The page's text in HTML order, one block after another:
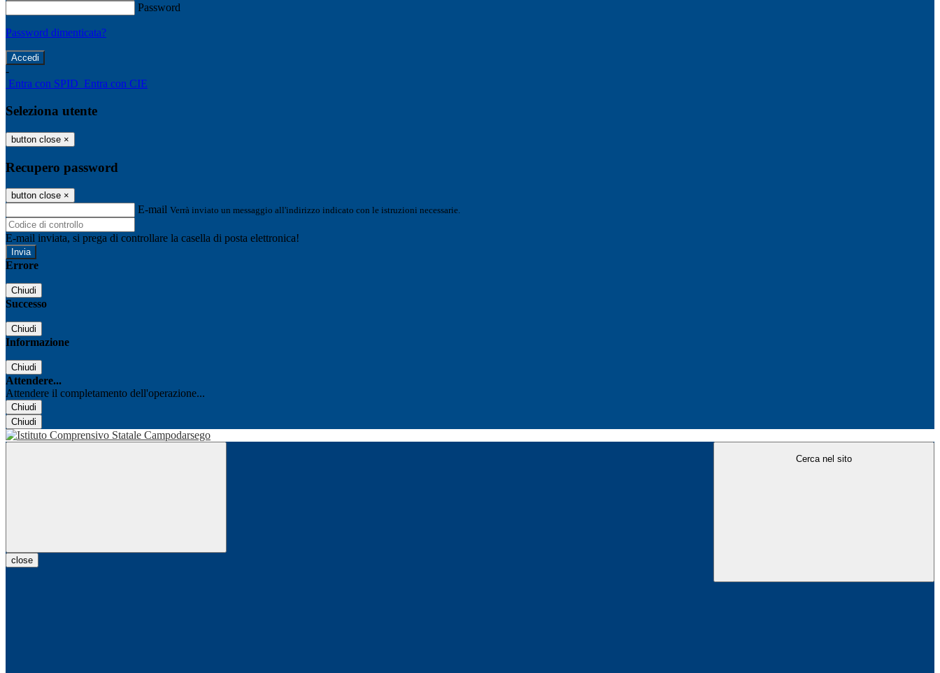
Password
Password dimenticata?
-
Entra con SPID Entra con CIE
Seleziona utente
button close ×
Recupero password
button close ×
E-mail Verrà inviato un messaggio all'indirizzo indicato con le istruzioni necessarie.
E-mail inviata, si prega di controllare la casella di posta elettronica!
Errore
Chiudi
Successo
Chiudi
Informazione
Chiudi
Attendere...
Attendere il completamento dell'operazione...
Chiudi
Chiudi
Cerca nel sito
close